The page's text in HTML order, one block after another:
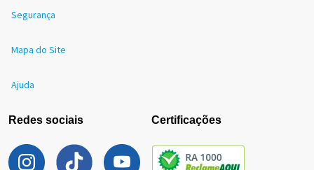
Segurança
Mapa do Site
Ajuda
Redes sociais Certificações